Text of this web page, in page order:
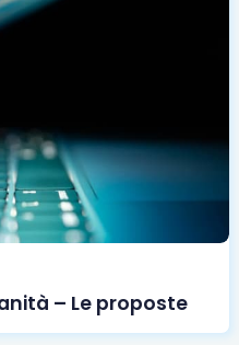
– Le proposte